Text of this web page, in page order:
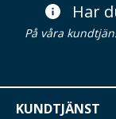
Har
På våra
KUNDTJÄNST